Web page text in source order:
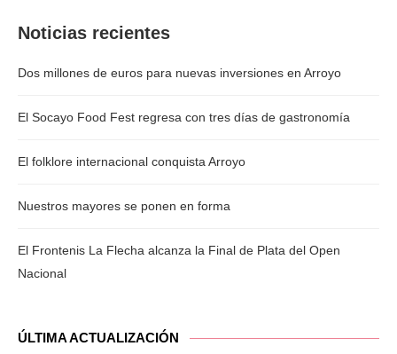
Noticias recientes
Dos millones de euros para nuevas inversiones en Arroyo
El Socayo Food Fest regresa con tres días de gastronomía
El folklore internacional conquista Arroyo
Nuestros mayores se ponen en forma
El Frontenis La Flecha alcanza la Final de Plata del Open
Nacional
ÚLTIMA ACTUALIZACIÓN